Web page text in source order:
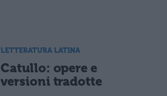
LETTERATURA LATINA
Catullo: opere e
versioni tradotte